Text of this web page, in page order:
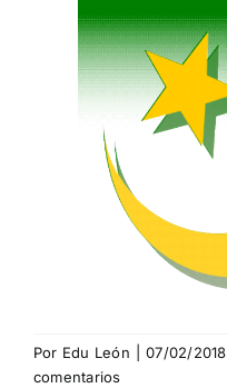
Por Edu León 07/02/2018
comentarios